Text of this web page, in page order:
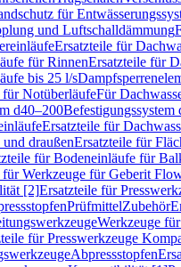
für
und Luftschalldämmung
Ersatzteile für
für RinnenErsatzteile für
bis 25 l/s
für NotüberläufeFür
d40–200Befestigungssystem
Ersatzteile für
draußenErsatzteile für
für Bodeneinläufe für
für Werkzeuge für Geberit
[2]Ersatzteile für
PrüfmittelZubehör
Werkzeuge
für Presswerkzeuge
Abpressstopfen